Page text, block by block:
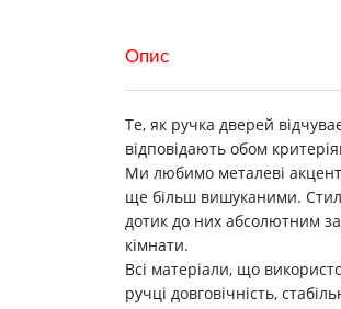
Опис
Те, як ручка дверей
відповідають обом
Ми любимо металеві
ще більш вишуканими.
дотик до них абсолютним
кімнати.
Всі матеріали, що
ручці довговічність,